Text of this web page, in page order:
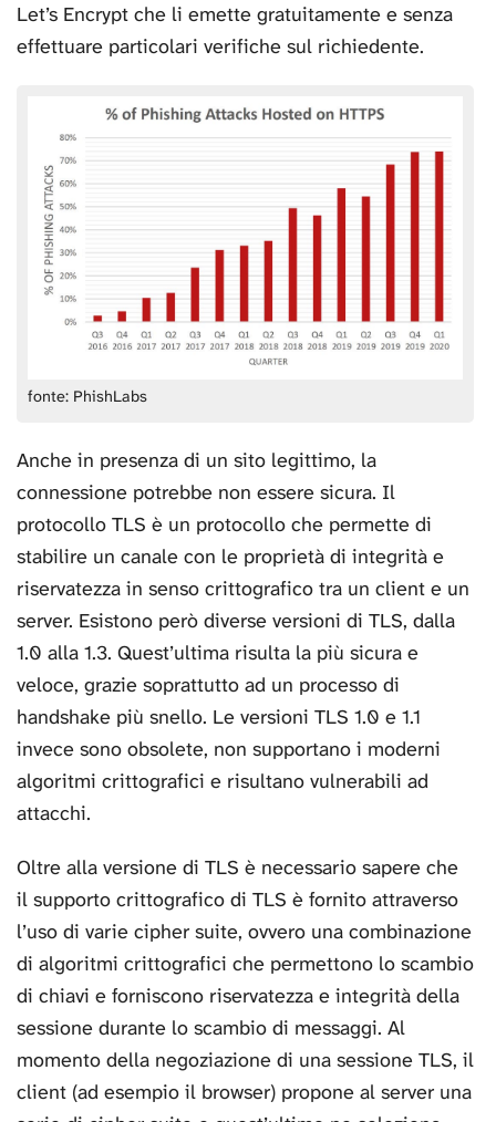
Let’s Encrypt che li emette gratuitamente e senza
effettuare particolari verifiche sul richiedente.
fonte: PhishLabs
Anche in presenza di un sito legittimo, la
connessione potrebbe non essere sicura. Il
protocollo TLS è un protocollo che permette di
stabilire un canale con le proprietà di integrità e
riservatezza in senso crittografico tra un client e un
server. Esistono però diverse versioni di TLS, dalla
1.0 alla 1.3. Quest’ultima risulta la più sicura e
veloce, grazie soprattutto ad un processo di
handshake più snello. Le versioni TLS 1.0 e 1.1
invece sono obsolete, non supportano i moderni
algoritmi crittografici e risultano vulnerabili ad
attacchi.
Oltre alla versione di TLS è necessario sapere che
il supporto crittografico di TLS è fornito attraverso
l’uso di varie cipher suite, ovvero una combinazione
di algoritmi crittografici che permettono lo scambio
di chiavi e forniscono riservatezza e integrità della
sessione durante lo scambio di messaggi. Al
momento della negoziazione di una sessione TLS, il
client (ad esempio il browser) propone al server una